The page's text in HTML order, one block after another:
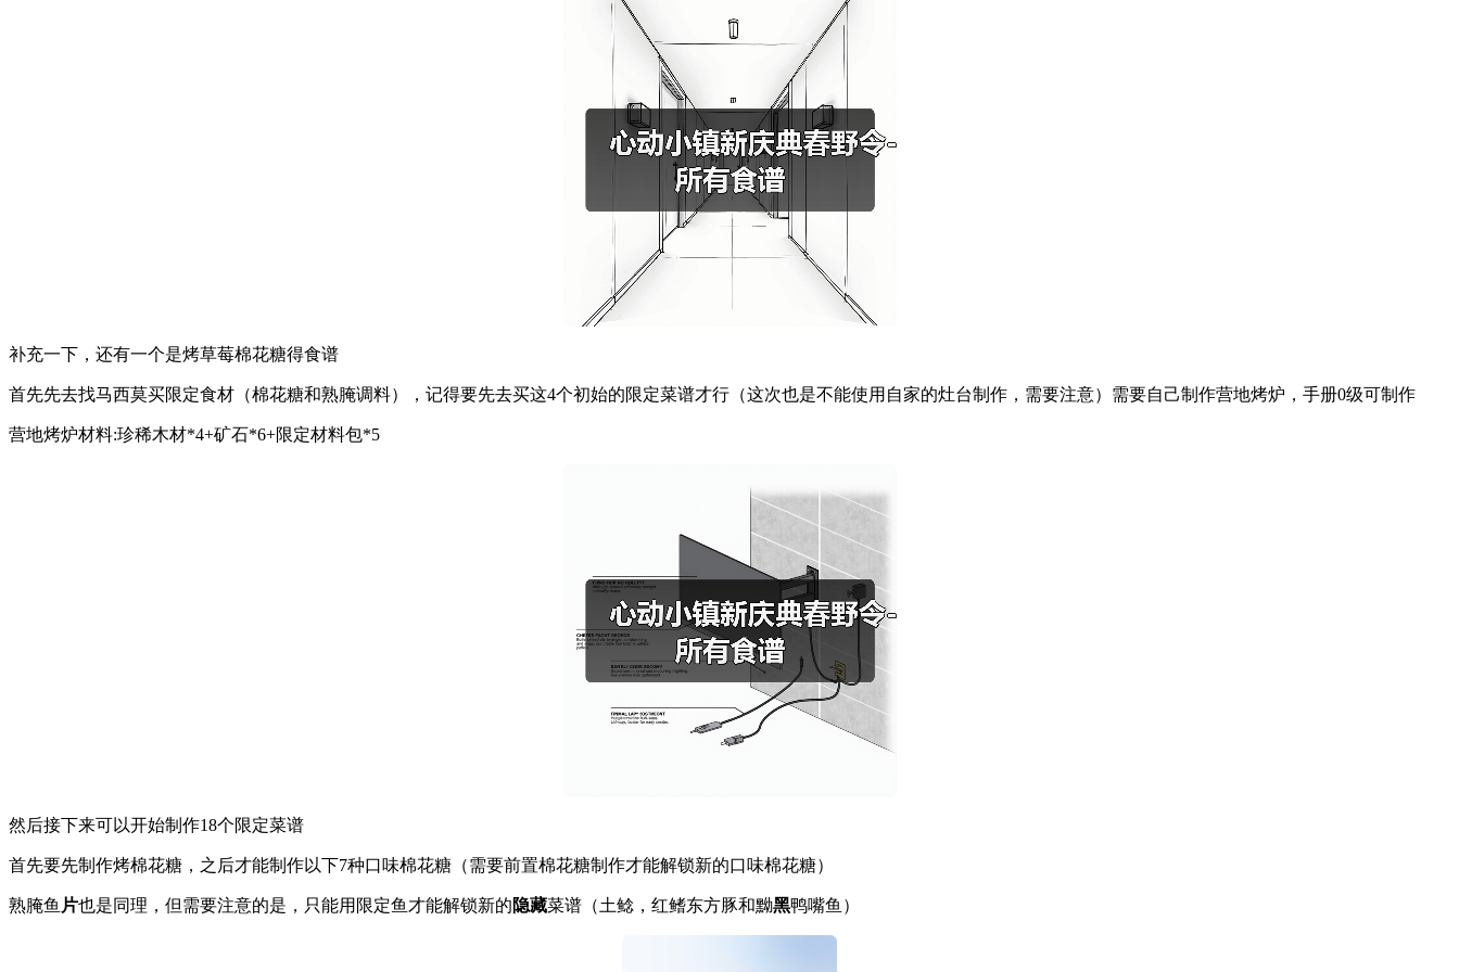
补充一下，还有一个是烤草莓棉花糖得食谱
首先先去找马西莫买限定食材（棉花糖和熟腌调料），记得要先去买这4个初始的限定菜谱才行（这次也是不能使用自家的灶台制作，需要注意）需要自己制作营地烤炉，手册0级可制作
营地烤炉材料:珍稀木材*4+矿石*6+限定材料包*5
然后接下来可以开始制作18个限定菜谱
首先要先制作烤棉花糖，之后才能制作以下7种口味棉花糖（需要前置棉花糖制作才能解锁新的口味棉花糖）
熟腌鱼 片也是同理，但需要注意的是，只能用限定鱼才能解锁新的隐藏菜谱（土鲶，红鳍东方豚和黝黑鸭嘴鱼）